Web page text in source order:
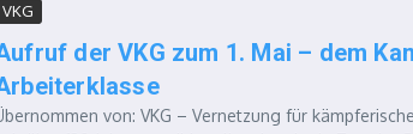
VKG
der VKG zum 1. Mai – dem
von: VKG – Vernetzung für